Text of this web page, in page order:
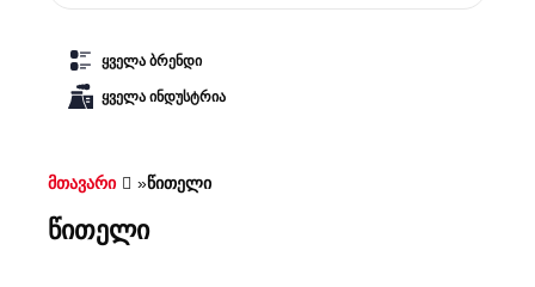
ყველა ბრენდი
ყველა ინდუსტრია
მთავარი »წითელი
წითელი